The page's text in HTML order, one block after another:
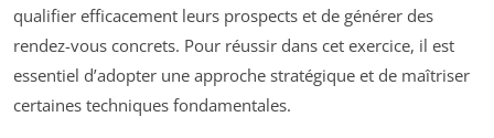
qualifier efficacement leurs prospects et de générer des
rendez-vous concrets. Pour réussir dans cet exercice, il est
essentiel d’adopter une approche stratégique et de maîtriser
certaines techniques fondamentales.